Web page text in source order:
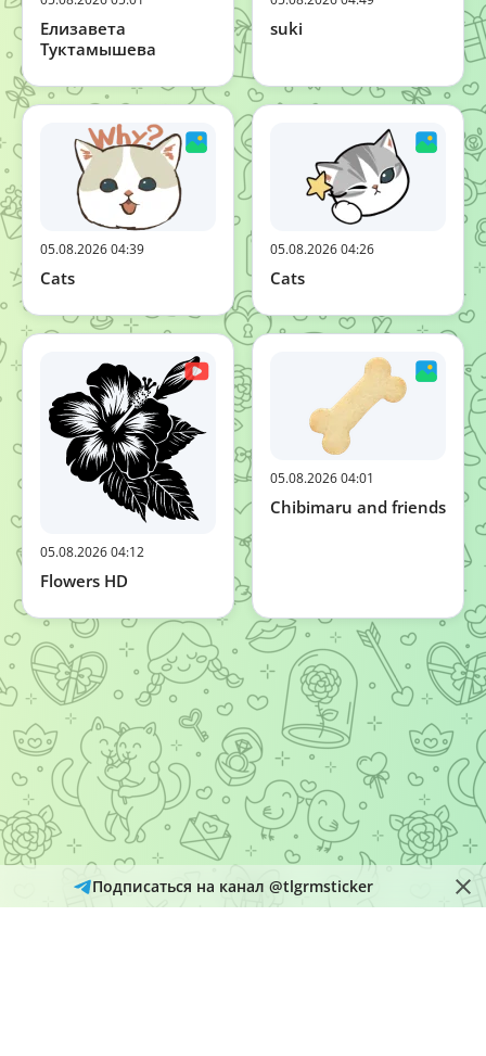
Елизавета
Туктамышева
suki
05.08.2026 04:39
Cats
05.08.2026 04:26
Cats
05.08.2026 04:12
Flowers HD
05.08.2026 04:01
Chibimaru and friends
Подписаться на канал @tlgrmsticker